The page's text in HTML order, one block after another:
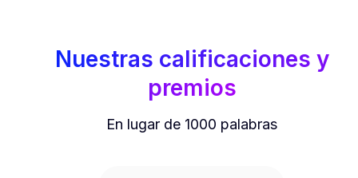
Nuestras calificaciones y
premios
En lugar de 1000 palabras